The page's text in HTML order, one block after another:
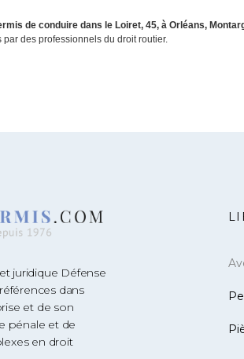
de conduire dans le Loiret, 45, à Orléans,
des professionnels du droit routier.
juridique Défense
dans
et de son
pénale et de
en droit